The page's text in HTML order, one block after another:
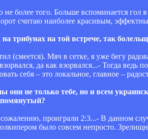
не более того. Больше вспоминается
считаю наиболее красивым,
трибунах на той встрече, так
(смеется). Мяч в сетке, я уже бегу
да как взорвался...- Тогда
себя – это локальное, главное –
они не только тебе, но и всем
проиграли 2:3...- В данном
было совсем непросто.